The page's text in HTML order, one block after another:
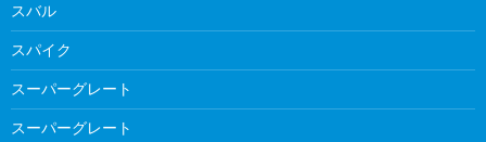
スバル
スパイク
スーパーグレート
スーパーグレート